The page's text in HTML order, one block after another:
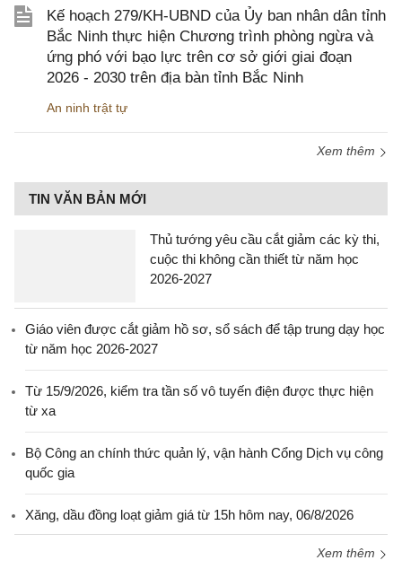
Kế hoạch 279/KH-UBND của Ủy ban nhân dân tỉnh
Bắc Ninh thực hiện Chương trình phòng ngừa và
ứng phó với bạo lực trên cơ sở giới giai đoạn
2026 - 2030 trên địa bàn tỉnh Bắc Ninh
An ninh trật tự
Xem thêm
TIN VĂN BẢN MỚI
Thủ tướng yêu cầu cắt giảm các kỳ thi,
cuộc thi không cần thiết từ năm học
2026-2027
Giáo viên được cắt giảm hồ sơ, sổ sách để tập trung dạy học
từ năm học 2026-2027
Từ 15/9/2026, kiểm tra tần số vô tuyến điện được thực hiện
từ xa
Bộ Công an chính thức quản lý, vận hành Cổng Dịch vụ công
quốc gia
Xăng, dầu đồng loạt giảm giá từ 15h hôm nay, 06/8/2026
Xem thêm